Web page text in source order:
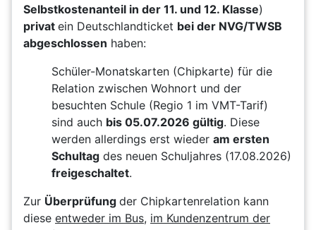
Selbstkostenanteil in der 11. und 12. Klasse)
privat ein Deutschlandticket bei der NVG/TWSB
abgeschlossen haben:
Schüler-Monatskarten (Chipkarte) für die
Relation zwischen Wohnort und der
besuchten Schule (Regio 1 im VMT-Tarif)
sind auch bis 05.07.2026 gültig. Diese
werden allerdings erst wieder am ersten
Schultag des neuen Schuljahres (17.08.2026)
freigeschaltet.
Zur Überprüfung der Chipkartenrelation kann
diese entweder im Bus, im Kundenzentrum der